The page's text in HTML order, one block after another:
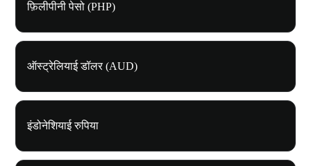
फ़िलीपीनी पेसो (PHP)
ऑस्ट्रेलियाई डॉलर (AUD)
इंडोनेशियाई रुपिया